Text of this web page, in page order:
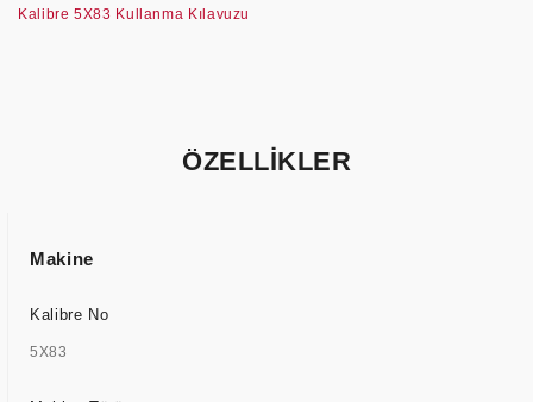
Kalibre 5X83 Kullanma Kılavuzu
ÖZELLİKLER
Makine
Kalibre No
5X83